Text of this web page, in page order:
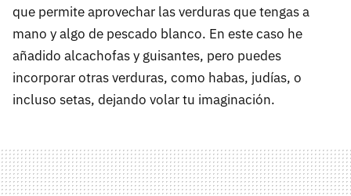
que permite aprovechar las verduras que tengas a
mano y algo de pescado blanco. En este caso he
añadido alcachofas y guisantes, pero puedes
incorporar otras verduras, como habas, judías, o
incluso setas, dejando volar tu imaginación.